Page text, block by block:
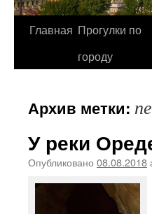
Перейти
Главная Прогулки по
городу
Архив метки:
У реки
Опубликовано 08.08.2018